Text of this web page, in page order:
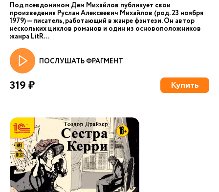
Под псевдонимом Дем Михайлов публикует свои
произведения Руслан Алексеевич Михайлов (род. 23 ноября
1979) — писатель, работающий в жанре фэнтези. Он автор
нескольких циклов романов и один из основоположников
жанра LitR...
ПОСЛУШАТЬ ФРАГМЕНТ
319 ₽ Купить